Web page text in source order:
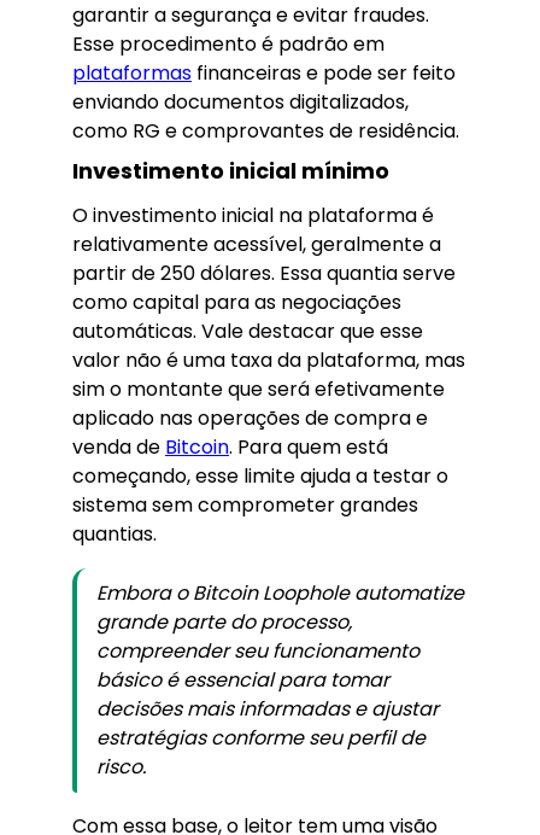
garantir a segurança e evitar fraudes.
Esse procedimento é padrão em
plataformas financeiras e pode ser feito
enviando documentos digitalizados,
como RG e comprovantes de residência.
Investimento inicial mínimo
O investimento inicial na plataforma é
relativamente acessível, geralmente a
partir de 250 dólares. Essa quantia serve
como capital para as negociações
automáticas. Vale destacar que esse
valor não é uma taxa da plataforma, mas
sim o montante que será efetivamente
aplicado nas operações de compra e
venda de Bitcoin. Para quem está
começando, esse limite ajuda a testar o
sistema sem comprometer grandes
quantias.
Embora o Bitcoin Loophole automatize
grande parte do processo,
compreender seu funcionamento
básico é essencial para tomar
decisões mais informadas e ajustar
estratégias conforme seu perfil de
risco.
Com essa base, o leitor tem uma visão